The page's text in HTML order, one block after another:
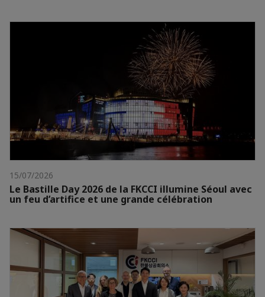
15/07/2026
Le Bastille Day 2026 de la FKCCI illumine Séoul avec
un feu d’artifice et une grande célébration